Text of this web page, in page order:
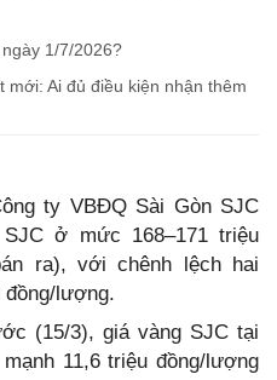
1/7/2026?
Ai đủ điều kiện nhận thêm
ty VBĐQ Sài Gòn SJC
ở mức 168–171 triệu
ra), với chênh lệch hai
đồng/lượng.
(15/3), giá vàng SJC tại
11,6 triệu đồng/lượng